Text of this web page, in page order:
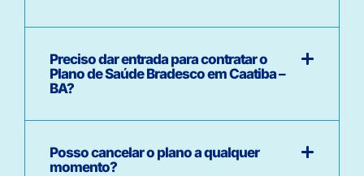
Preciso dar entrada para contratar o
Plano de Saúde Bradesco em Caatiba –
BA?
Posso cancelar o plano a qualquer
momento?